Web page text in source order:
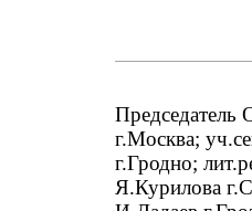
г.Москва;
г.Гродно;
Я.Курилова